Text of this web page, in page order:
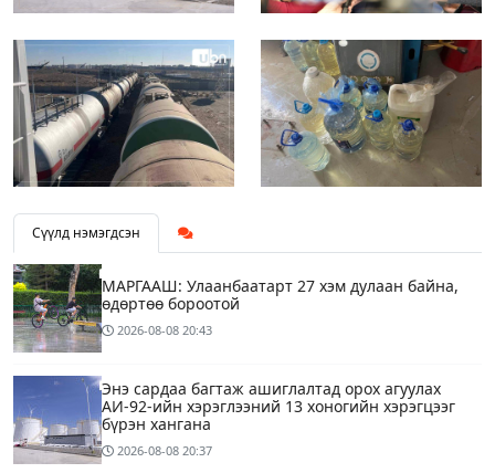
Сүүлд нэмэгдсэн
МАРГААШ: Улаанбаатарт 27 хэм дулаан байна,
өдөртөө бороотой
2026-08-08 20:43
Энэ сардаа багтаж ашиглалтад орох агуулах
АИ-92-ийн хэрэглээний 13 хоногийн хэрэгцээг
бүрэн хангана
2026-08-08 20:37